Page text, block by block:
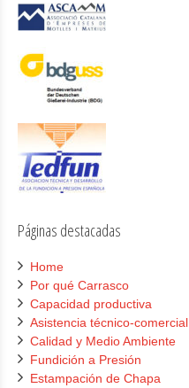
Páginas destacadas
Home
Por qué Carrasco
Capacidad productiva
Asistencia técnico-comercial
Calidad y Medio Ambiente
Fundición a Presión
Estampación de Chapa